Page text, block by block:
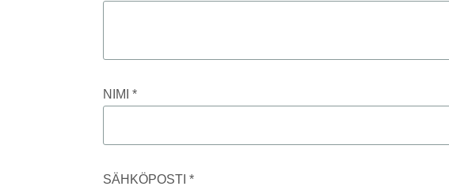
NIMI*
SÄHKÖPOSTI*